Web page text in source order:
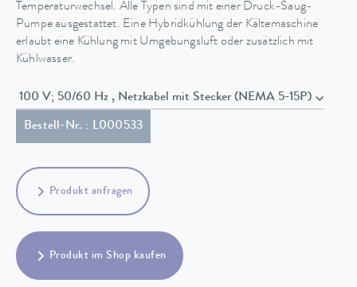
Temperaturwechsel. Alle Typen sind mit einer Druck-Saug-
Pumpe ausgestattet. Eine Hybridkühlung der Kältemaschine
erlaubt eine Kühlung mit Umgebungsluft oder zusätzlich mit
Kühlwasser.
100 V; 50/60 Hz , Netzkabel mit Stecker (NEMA 5-15P)
Bestell-Nr. : L000533
Produkt anfragen
Produkt im Shop kaufen